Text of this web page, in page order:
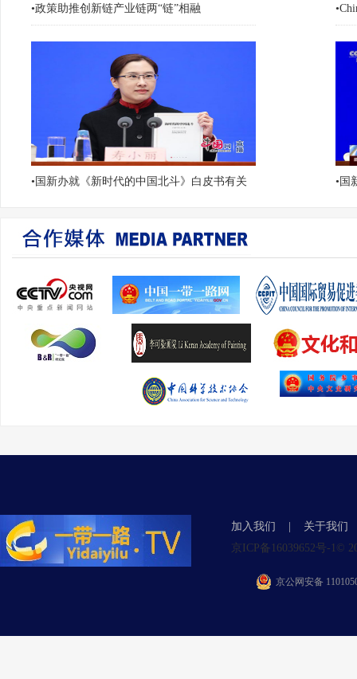
•政策助推创新链产业链两“链”相融 •
• 国新办就《新时代的中国北斗》白皮书有关 • 国
加入我们
关于我们
京ICP备16039652号-1©
京公网安备